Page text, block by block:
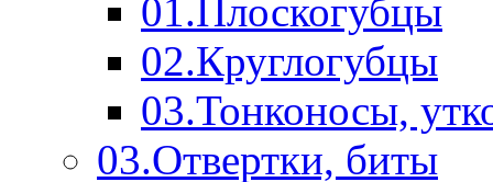
01.Плоскогубцы
02.Круглогубцы
03.Тонконосы,
03.Отвертки, биты